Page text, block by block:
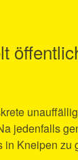
jedenfalls
in Kneipen